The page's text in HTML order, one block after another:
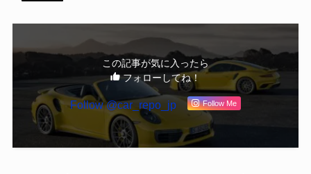
この記事が気に入ったら
フォローしてね！
Follow @car_repo_jp Follow Me